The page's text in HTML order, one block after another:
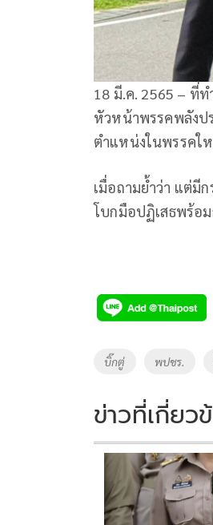
18 มี.ค. 2565 – ที่
หัวหน้าพรรคพลังป
ตำแหน่งในพรรคใ
เมื่อถามย้ำว่า แต่มี
โบกมือปฏิเสธพร้อม
Tags
บิ๊กตู่ พปชร.
ข่าวที่เกี่ยว